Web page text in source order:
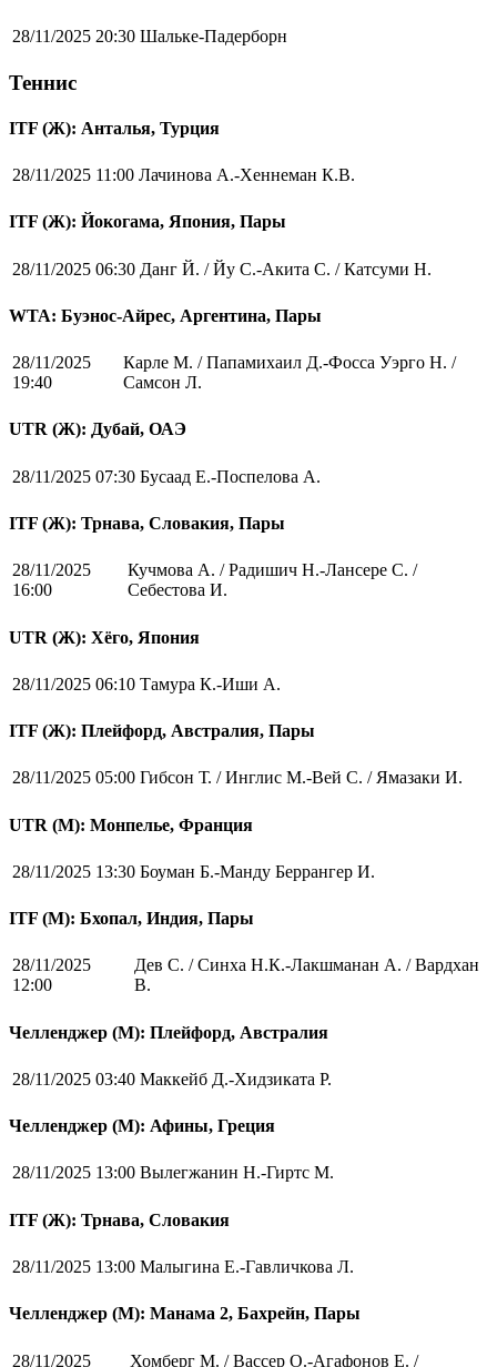
28/11/2025 20:30 Шальке-Падерборн
Теннис
ITF (Ж): Анталья, Турция
28/11/2025 11:00 Лачинова А.-Хеннеман К.В.
ITF (Ж): Йокогама, Япония, Пары
28/11/2025 06:30 Данг Й. / Йу С.-Акита С. / Катсуми Н.
WTA: Буэнос-Айрес, Аргентина, Пары
28/11/2025
19:40
Карле М. / Папамихаил Д.-Фосса Уэрго Н. /
Самсон Л.
UTR (Ж): Дубай, ОАЭ
28/11/2025 07:30 Бусаад Е.-Поспелова А.
ITF (Ж): Трнава, Словакия, Пары
28/11/2025
16:00
Кучмова А. / Радишич Н.-Лансере С. /
Себестова И.
UTR (Ж): Хёго, Япония
28/11/2025 06:10 Тамура К.-Иши А.
ITF (Ж): Плейфорд, Австралия, Пары
28/11/2025 05:00 Гибсон Т. / Инглис М.-Вей С. / Ямазаки И.
UTR (М): Монпелье, Франция
28/11/2025 13:30 Боуман Б.-Манду Беррангер И.
ITF (M): Бхопал, Индия, Пары
28/11/2025
12:00
Дев С. / Синха Н.К.-Лакшманан А. / Вардхан
В.
Челленджер (М): Плейфорд, Австралия
28/11/2025 03:40 Маккейб Д.-Хидзиката Р.
Челленджер (М): Афины, Греция
28/11/2025 13:00 Вылегжанин Н.-Гиртс М.
ITF (Ж): Трнава, Словакия
28/11/2025 13:00 Малыгина Е.-Гавличкова Л.
Челленджер (М): Манама 2, Бахрейн, Пары
28/11/2025
Хомберг М. / Вассер О.-Агафонов Е. /